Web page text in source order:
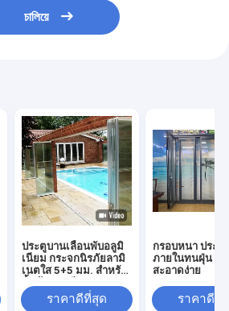
চালিয়ে
ประตูบานเลื่อนพับอลูมิ
เนียม กระจกนิรภัยลามิ
เนตใส 5+5 มม. สำหรับ
ราคาดีที่สุด
กรอบหนา ประตู
ภายในทนฝุ่น ทํ
สะอาดง่าย
ราคาดีที่